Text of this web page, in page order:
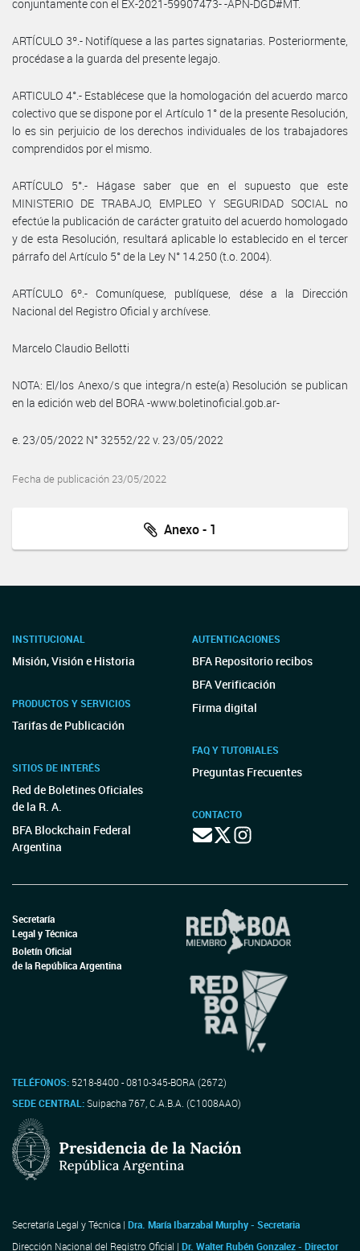
conjuntamente con el EX-2021-59907473- -APN-DGD#MT.
ARTÍCULO 3º.- Notifíquese a las partes signatarias. Posteriormente,
procédase a la guarda del presente legajo.
ARTICULO 4°.- Establécese que la homologación del acuerdo marco
colectivo que se dispone por el Artículo 1° de la presente Resolución,
lo es sin perjuicio de los derechos individuales de los trabajadores
comprendidos por el mismo.
ARTÍCULO 5°.- Hágase saber que en el supuesto que este
MINISTERIO DE TRABAJO, EMPLEO Y SEGURIDAD SOCIAL no
efectúe la publicación de carácter gratuito del acuerdo homologado
y de esta Resolución, resultará aplicable lo establecido en el tercer
párrafo del Artículo 5° de la Ley N° 14.250 (t.o. 2004).
ARTÍCULO 6º.- Comuníquese, publíquese, dése a la Dirección
Nacional del Registro Oficial y archívese.
Marcelo Claudio Bellotti
NOTA: El/los Anexo/s que integra/n este(a) Resolución se publican
en la edición web del BORA -www.boletinoficial.gob.ar-
e. 23/05/2022 N° 32552/22 v. 23/05/2022
Fecha de publicación 23/05/2022
Anexo - 1
INSTITUCIONAL
Misión, Visión e Historia
PRODUCTOS Y SERVICIOS
Tarifas de Publicación
SITIOS DE INTERÉS
Red de Boletines Oficiales
de la R. A.
BFA Blockchain Federal
Argentina
AUTENTICACIONES
BFA Repositorio recibos
BFA Verificación
Firma digital
FAQ Y TUTORIALES
Preguntas Frecuentes
CONTACTO
Secretaría
Legal y Técnica
Boletín Oficial
de la República Argentina
TELÉFONOS: 5218-8400 - 0810-345-BORA (2672)
SEDE CENTRAL:Suipacha 767, C.A.B.A. (C1008AAO)
Secretaría Legal y Técnica | Dra. María Ibarzabal Murphy - Secretaria
Dirección Nacional del Registro Oficial | Dr. Walter Rubén Gonzalez - Director